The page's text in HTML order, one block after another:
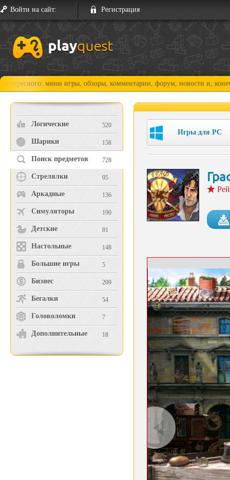
Войти на сайт: Регистрация
мини игры, обзоры, комментарии, форум, новости и, конечно,
Логические 520
Шарики 158
Поиск предметов 728
Стрелялки 95
Аркадные 136
Симуляторы 190
Детские 81
Настольные 148
Большие игры 5
Бизнес 209
Бегалки 54
Головоломки 7
Дополнительные 18
Игры для PC